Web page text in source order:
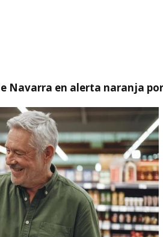
Navarra en alerta naranja